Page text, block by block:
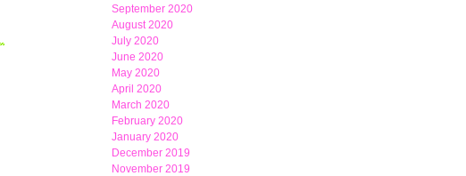
September 2020
August 2020
July 2020
June 2020
May 2020
April 2020
March 2020
February 2020
January 2020
December 2019
November 2019